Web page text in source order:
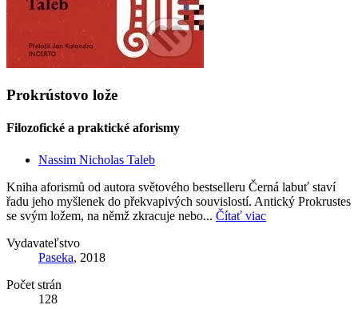
Prokrústovo lože
Filozofické a praktické aforismy
Nassim Nicholas Taleb
Kniha aforismů od autora světového bestselleru Černá labuť staví
řadu jeho myšlenek do překvapivých souvislostí. Antický Prokrustes
se svým ložem, na němž zkracuje nebo... Čítať viac
Vydavateľstvo
Paseka, 2018
Počet strán
128